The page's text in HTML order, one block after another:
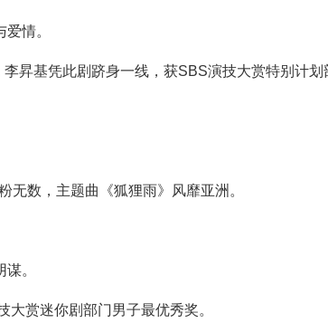
情。
昇基凭此剧跻身一线，获SBS演技大赏特别计划
无数，主题曲《狐狸雨》风靡亚洲。
。
大赏迷你剧部门男子最优秀奖。